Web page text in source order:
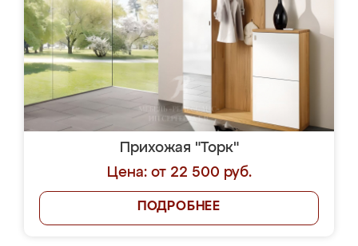
Прихожая "Торк"
Цена: от 22 500 руб.
ПОДРОБНЕЕ